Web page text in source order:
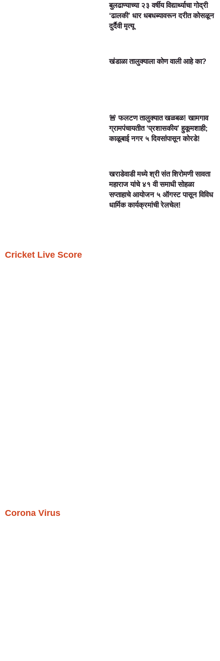
बुलढाण्याच्या २३ वर्षीय विद्यार्थ्याचा गोद्री
‘ढालकी’ धार धबधब्यावरून दरीत कोसळून
दुर्दैवी मृत्यू
खंडाळा तालुक्याला कोण वाली आहे का?
🚨 फलटण तालुक्यात खळबळ! खामगाव
ग्रामपंचायतीत ‘प्रशासकीय’ हुकूमशाही;
काळूबाई नगर ५ दिवसांपासून कोरडे!
खराडेवाडी मध्ये श्री संत शिरोमणी सावता
महाराज यांचे ४१ वी समाधी सोहळा
सप्ताहाचे आयोजन ५ ऑगस्ट पासून विविध
धार्मिक कार्यक्रमांची रेलचेल!
Cricket Live Score
Corona Virus